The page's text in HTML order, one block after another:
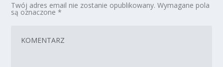
Twój adres email nie zostanie opublikowany. Wymagane pola
są oznaczone*